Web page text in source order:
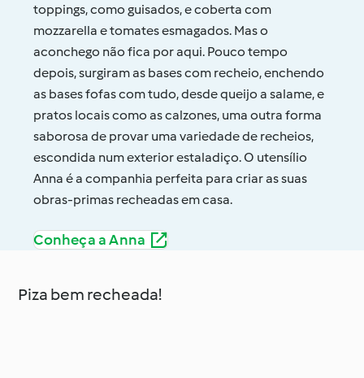
toppings, como guisados, e coberta com
mozzarella e tomates esmagados. Mas o
aconchego não fica por aqui. Pouco tempo
depois, surgiram as bases com recheio, enchendo
as bases fofas com tudo, desde queijo a salame, e
pratos locais como as calzones, uma outra forma
saborosa de provar uma variedade de recheios,
escondida num exterior estaladiço. O utensílio
Anna é a companhia perfeita para criar as suas
obras-primas recheadas em casa.
Conheça a Anna
Piza bem recheada!